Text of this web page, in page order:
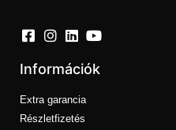
Információk
Extra garancia
Részletfizetés